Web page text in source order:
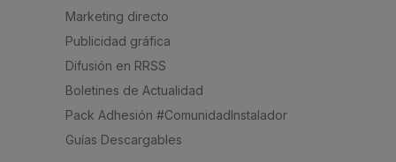
Marketing directo
Publicidad gráfica
Difusión en RRSS
Boletines de Actualidad
Pack Adhesión #ComunidadInstalador
Guías Descargables